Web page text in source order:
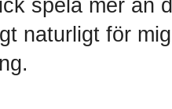
spela mer än
naturligt för